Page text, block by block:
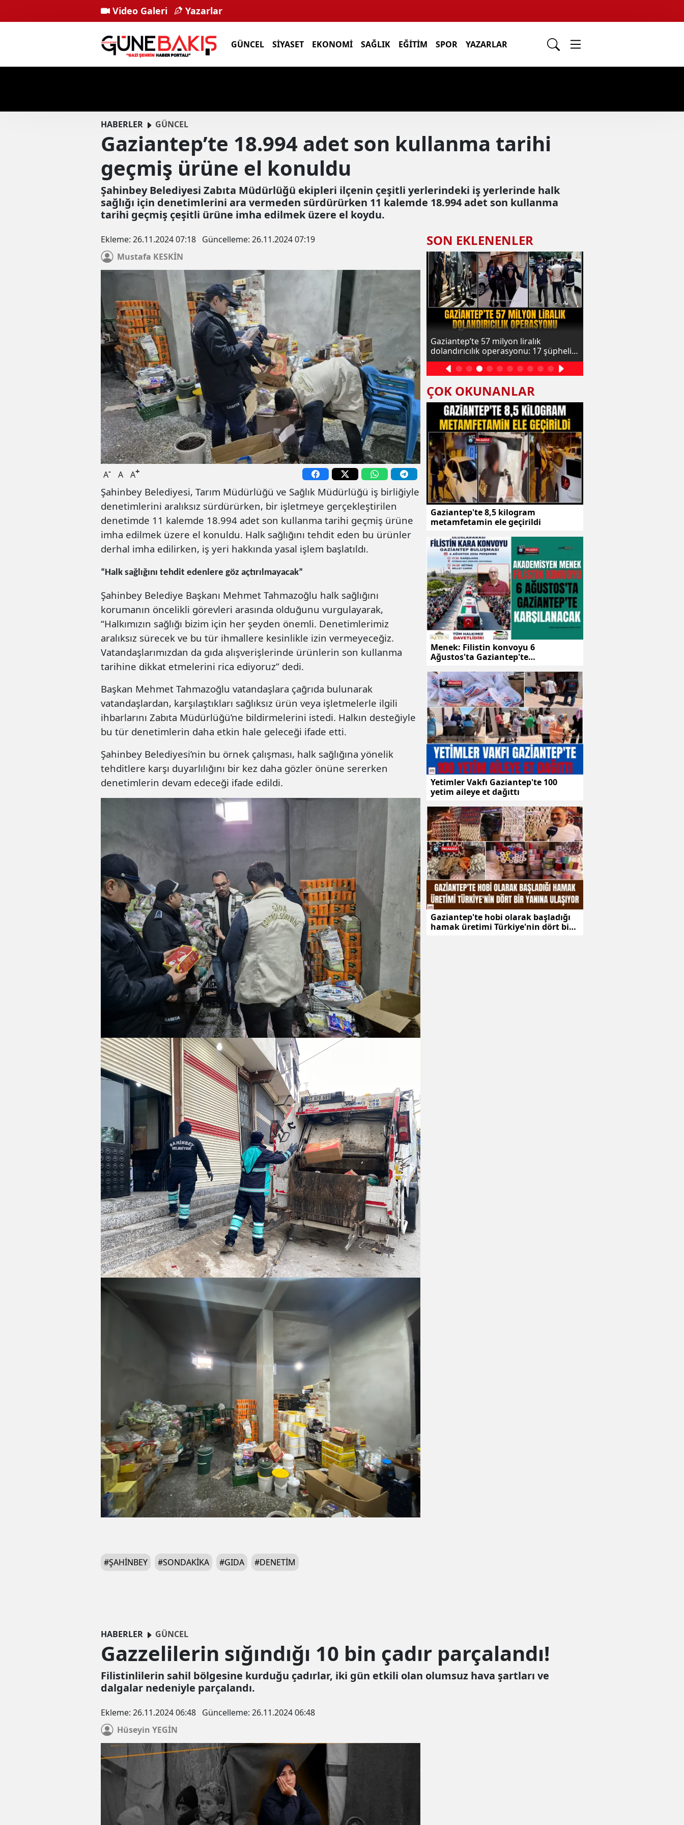
Video Galeri Yazarlar
GÜNCEL SIYASET EKONOMI SAĞLIK EĞITIM SPOR YAZARLAR
HABERLER GÜNCEL
Gaziantep’te 18.994 adet son kullanma tarihi
geçmiş ürüne el konuldu
Şahinbey Belediyesi Zabıta Müdürlüğü ekipleri ilçenin çeşitli yerlerindeki iş yerlerinde halk
sağlığı için denetimlerini ara vermeden sürdürürken 11 kalemde 18.994 adet son kullanma
tarihi geçmiş çeşitli ürüne imha edilmek üzere el koydu.
Ekleme: 26.11.2024 07:18 Güncelleme: 26.11.2024 07:19
Mustafa KESKİN
A- A A+
Şahinbey Belediyesi, Tarım Müdürlüğü ve Sağlık Müdürlüğü iş birliğiyle
denetimlerini aralıksız sürdürürken, bir işletmeye gerçekleştirilen
denetimde 11 kalemde 18.994 adet son kullanma tarihi geçmiş ürüne
imha edilmek üzere el konuldu. Halk sağlığını tehdit eden bu ürünler
derhal imha edilirken, iş yeri hakkında yasal işlem başlatıldı.
“Halk sağlığını tehdit edenlere göz açtırılmayacak”
Şahinbey Belediye Başkanı Mehmet Tahmazoğlu halk sağlığını
korumanın öncelikli görevleri arasında olduğunu vurgulayarak,
“Halkımızın sağlığı bizim için her şeyden önemli. Denetimlerimiz
aralıksız sürecek ve bu tür ihmallere kesinlikle izin vermeyeceğiz.
Vatandaşlarımızdan da gıda alışverişlerinde ürünlerin son kullanma
tarihine dikkat etmelerini rica ediyoruz” dedi.
Başkan Mehmet Tahmazoğlu vatandaşlara çağrıda bulunarak
vatandaşlardan, karşılaştıkları sağlıksız ürün veya işletmelerle ilgili
ihbarlarını Zabıta Müdürlüğü’ne bildirmelerini istedi. Halkın desteğiyle
bu tür denetimlerin daha etkin hale geleceği ifade etti.
Şahinbey Belediyesi’nin bu örnek çalışması, halk sağlığına yönelik
tehditlere karşı duyarlılığını bir kez daha gözler önüne sererken
denetimlerin devam edeceği ifade edildi.
#ŞAHINBEY #SONDAKİKA #GIDA #DENETIM
SON EKLENENLER
Diyanet Sen Gaziantep Şube Başkanı
Göral: Gazze'de zulüm ve işgal
sürüyor
Gaziantep’te 15 faili meçhul hırsızlık
olayı aydınlatıldı: 8 tutuklama
Gaziantep’te 57 milyon liralık
dolandırıcılık operasyonu: 17 şüpheli
yakalandı
ÇOK OKUNANLAR
Gaziantep'te 8,5 kilogram
metamfetamin ele geçirildi
Menek: Filistin konvoyu 6
Ağustos'ta Gaziantep'te
Yetimler Vakfı Gaziantep'te 100
yetim aileye et dağıttı
Gaziantep'te hobi olarak başladığı
hamak üretimi Türkiye'nin dört bir
HABERLER GÜNCEL
Gazzelilerin sığındığı 10 bin çadır parçalandı!
Filistinlilerin sahil bölgesine kurduğu çadırlar, iki gün etkili olan olumsuz hava şartları ve
dalgalar nedeniyle parçalandı.
Ekleme: 26.11.2024 06:48 Güncelleme: 26.11.2024 06:48
Hüseyin YEGİN